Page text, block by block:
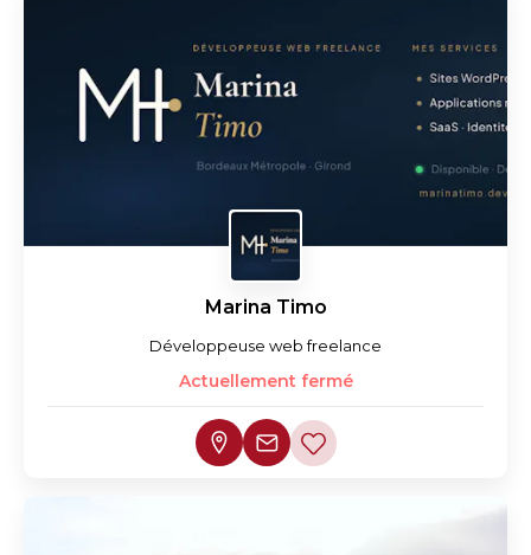
Marina Timo
Développeuse web freelance
Actuellement fermé